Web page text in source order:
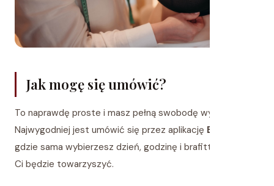
Jak mogę się umówić?
To naprawdę proste i masz pełną swobodę wyboru.
Najwygodniej jest umówić się przez aplikację Booksy
gdzie sama wybierzesz dzień, godzinę i brafitterkę, która
Ci będzie towarzyszyć.